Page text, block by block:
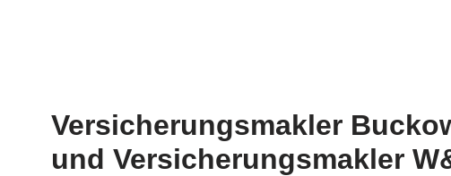
Versicherungsmakler
und Versicherungsmakler